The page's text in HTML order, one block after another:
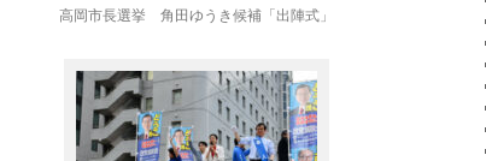
高岡市長選挙 角田ゆうき候補「出陣式」